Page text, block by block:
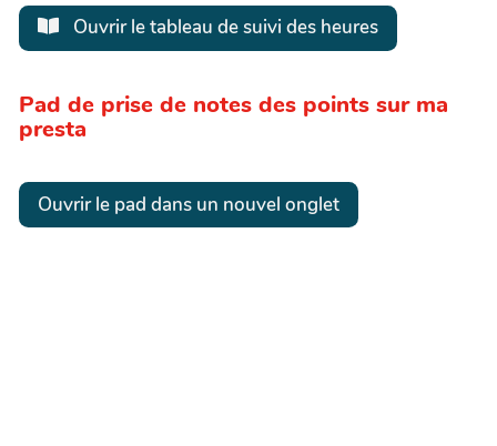
Ouvrir le tableau de suivi des heures
Pad de prise de notes des points sur ma
presta
Ouvrir le pad dans un nouvel onglet